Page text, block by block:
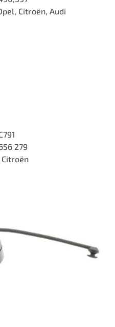
Citroën, Audi
279
Citroën